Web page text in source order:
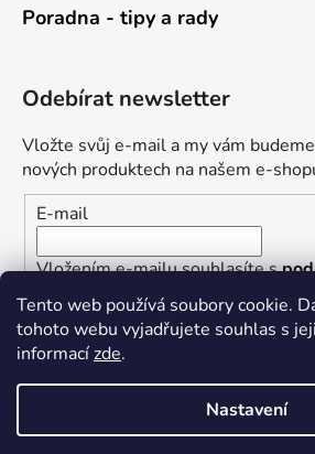
Tento web používá soubory cookie.
tohoto webu vyjadřujete souhlas s
informacízde.
Nastavení
Poradna - tipy a rady
Odebírat newsletter
Vložte svůj e-mail a my vám
nových produktech na našem e-
E-mail
Vložením e-mailu souhlasíte s
osobních údajů
PŘIHLÁSIT SE